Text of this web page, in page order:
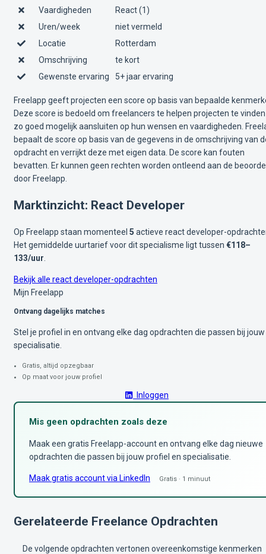
Vaardigheden
React (1)
Uren/week
niet vermeld
Locatie
Rotterdam
Omschrijving
te kort
Gewenste ervaring
5+ jaar ervaring
Freelapp geeft projecten een score op basis van bepaalde
Deze score is bedoeld om freelancers te helpen projecten te
zo goed mogelijk aansluiten op hun wensen en vaardigheden.
bepaalt de score op basis van de gegevens in de omschrijving van
opdracht en verrijkt deze met eigen data. De score kan fouten
bevatten. Er kunnen geen rechten worden ontleend aan de
door Freelapp.
Marktinzicht: React Developer
Op Freelapp staan momenteel 5 actieve react developer-
Het gemiddelde uurtarief voor dit specialisme ligt tussen €118–
133/uur
Bekijk alle react developer-opdrachten
Mijn Freelapp
Ontvang dagelijks matches
Stel je profiel in en ontvang elke dag opdrachten die passen bij jouw
specialisatie.
Gratis, altijd opzegbaar
Op maat voor jouw profiel
Inloggen
Mis geen opdrachten zoals deze
Maak een gratis Freelapp-account en ontvang elke dag nieuwe
opdrachten die passen bij jouw profiel en specialisatie.
Maak gratis account via LinkedIn Gratis · 1 minuut
Gerelateerde Freelance Opdrachten
De volgende opdrachten vertonen overeenkomstige kenmerken